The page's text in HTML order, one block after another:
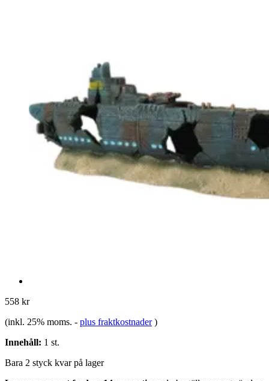
558 kr
(inkl. 25% moms. - plus fraktkostnader )
Innehåll: 1 st.
Bara 2 styck kvar på lager